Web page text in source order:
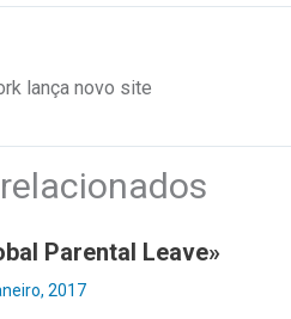
lança novo site
Parental Leave»
2017